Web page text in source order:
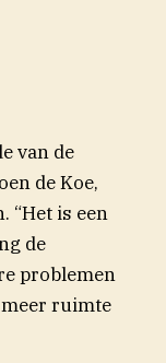
van de
de Koe,
“Het is een
de
problemen
ruimte